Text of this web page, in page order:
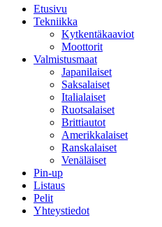
Etusivu
Tekniikka
Kytkentäkaaviot
Moottorit
Valmistusmaat
Japanilaiset
Saksalaiset
Italialaiset
Ruotsalaiset
Brittiautot
Amerikkalaiset
Ranskalaiset
Venäläiset
Pin-up
Listaus
Pelit
Yhteystiedot